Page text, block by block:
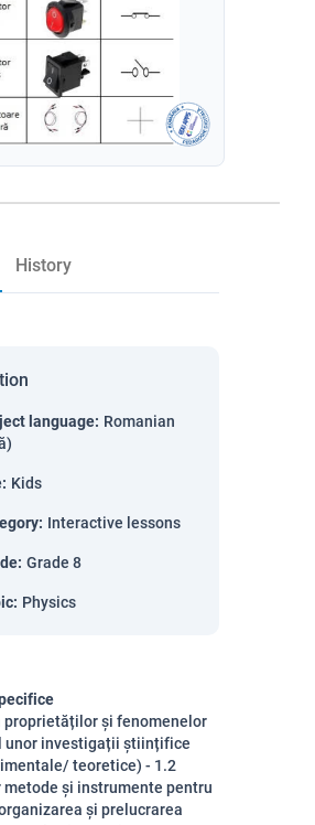
History
language: Romanian
: Kids
: Interactive lessons
: Grade 8
: Physics
proprietăților și fenomenelor
unor investigații științifice
teoretice) - 1.2
metode și instrumente pentru
și prelucrarea